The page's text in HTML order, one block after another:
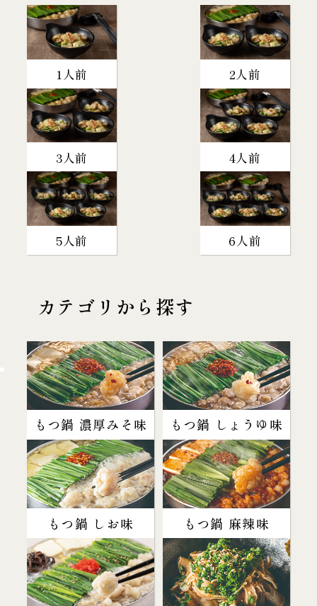
1人前 2人前
3人前 4人前
5人前 6人前
カテゴリから探す
もつ鍋 濃厚みそ味 もつ鍋 しょうゆ味
もつ鍋 しお味 もつ鍋 麻辣味